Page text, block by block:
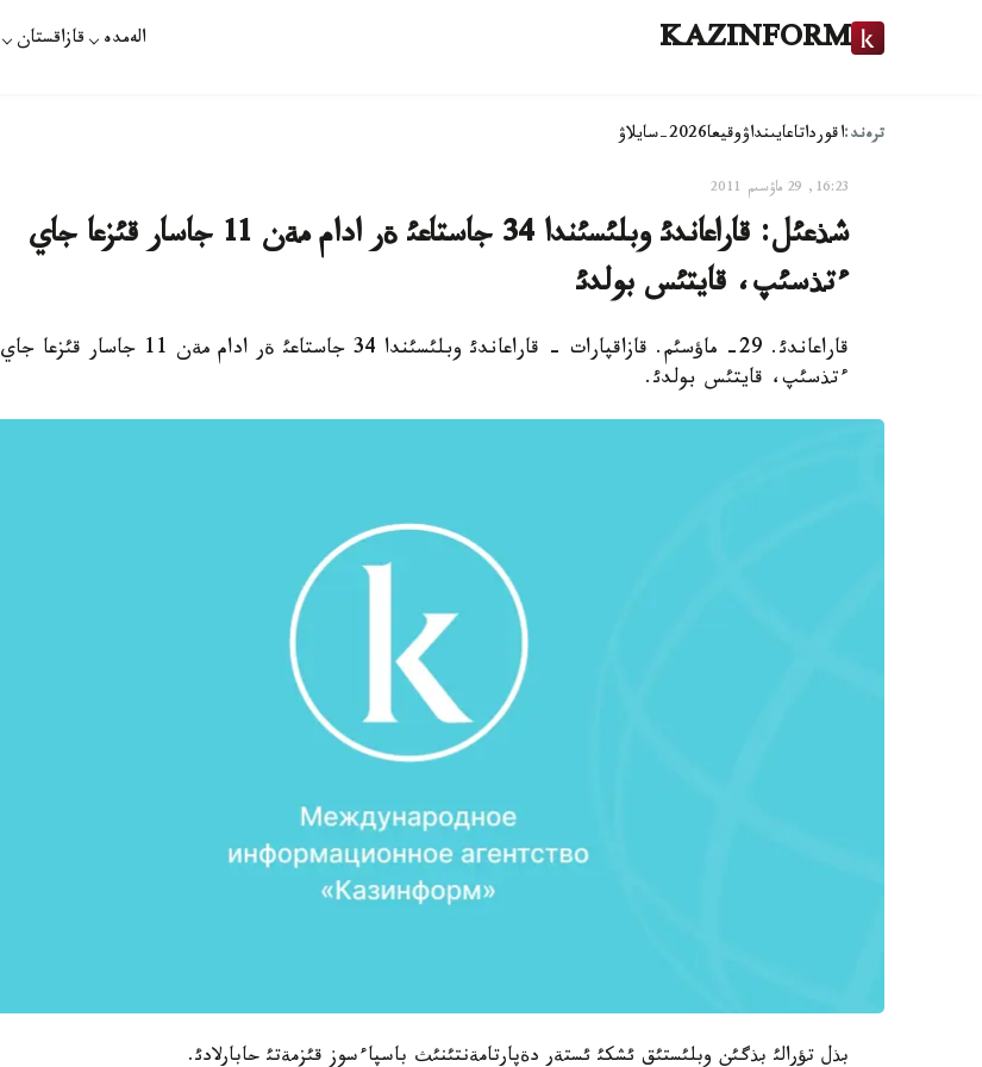
KAZINFORM الەمدە قازاقستان
ترەند:اقورداتاعايىنداۋوقيعا2026-سايلاۋ
16:23, 29 ماۋسىم 2011
شذعئل: قاراعاندئ وبلئسئندا 34 جاستاعئ ةر ادام مةن 11 جاسار قئزعا جاي
ءتذسئپ، قايتئس بولدئ
قاراعاندئ. 29- ماؤسئم. قازاقپارات - قاراعاندئ وبلئسئندا 34 جاستاعئ ةر ادام مةن 11 جاسار قئزعا جاي
ءتذسئپ، قايتئس بولدئ.
بذل تؤرالئ بذگئن وبلئستئق ئشكئ ئستةر دةپارتامةنتئنئث باسپاءسوز قئزمةتئ حابارلادئ.